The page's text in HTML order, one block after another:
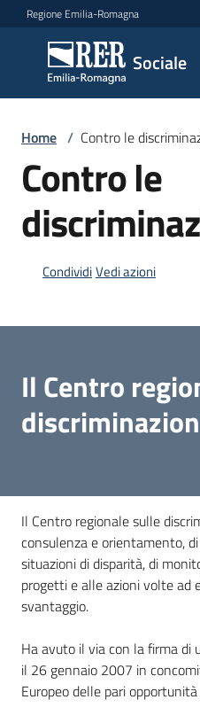
Vai al contenuto
Vai alla navigazione
Vai al footer
Regione Emilia-Romagna
Sociale
Sociale
Argomenti
Novità
Servizi
Leggi
Piani
Programmi
Seguici
su
Home / Contro le
Contro le
CondividiVedi azioni
Il Centro
Il Centro regionale sulle
consulenza e orientamento,
situazioni di disparità, di
progetti e alle azioni volte ad
svantaggio.
Ha avuto il via con la firma di
il 26 gennaio 2007 in
Europeo delle pari